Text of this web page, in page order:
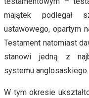
majątek podlegał
ustawowego, opartym
Testament natomiast
stanowi jedną z
systemu anglosaskiego.
W tym okresie